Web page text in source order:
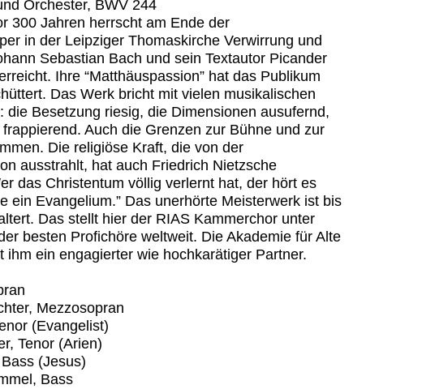
Orchester, BWV 244
300 Jahren herrscht am Ende der
in der Leipziger Thomaskirche Verwirrung und
Sebastian Bach und sein Textautor Picander
Ihre “Matthäuspassion” hat das Publikum
Das Werk bricht mit vielen musikalischen
die Besetzung riesig, die Dimensionen ausufernd,
Auch die Grenzen zur Bühne und zur
Die religiöse Kraft, die von der
ausstrahlt, hat auch Friedrich Nietzsche
das Christentum völlig verlernt hat, der hört es
ein Evangelium.” Das unerhörte Meisterwerk ist bis
Das stellt hier der RIAS Kammerchor unter
besten Profichöre weltweit. Die Akademie für Alte
ihm ein engagierter wie hochkarätiger Partner.
Mezzosopran
(Evangelist)
Tenor (Arien)
(Jesus)
Bass